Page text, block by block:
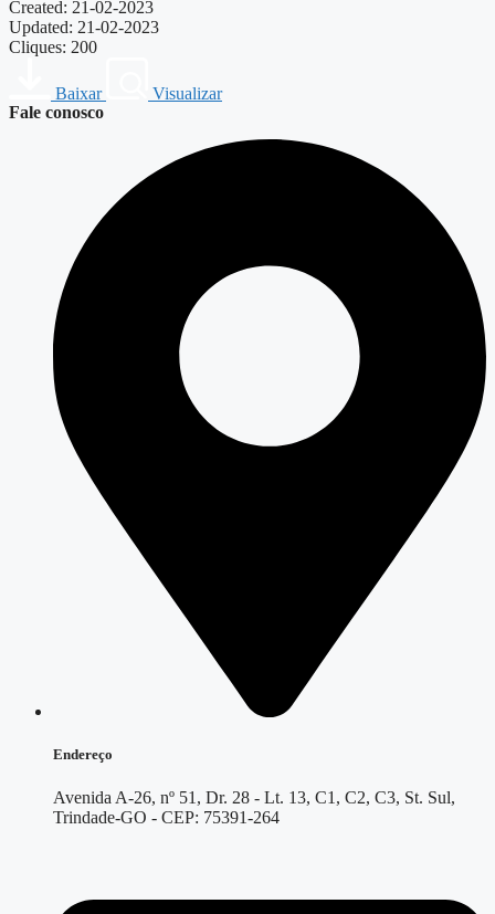
Created: 21-02-2023
Updated: 21-02-2023
Cliques: 200
Baixar
Visualizar
Fale conosco
Endereço
Avenida A-26, nº 51, Dr. 28 - Lt. 13, C1, C2, C3, St. Sul,
Trindade-GO - CEP: 75391-264